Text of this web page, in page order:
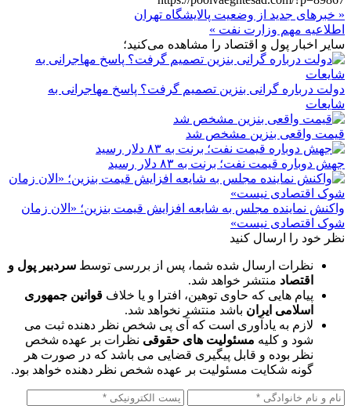
« خبرهای جدید از وضعیت پالایشگاه تهران
اطلاعیه مهم وزارت نفت »
سایر اخبار پول و اقتصاد را مشاهده می‌کنید؛
دولت درباره گرانی بنزین تصمیم گرفت؟ پاسخ مهاجرانی به
شایعات
قیمت واقعی بنزین مشخص شد
جهش دوباره قیمت نفت؛ برنت به ۸۳ دلار رسید
واکنش نماینده مجلس به شایعه افزایش قیمت بنزین؛ «الان زمان
شوک اقتصادی نیست»
نظر خود را ارسال کنید
نظرات ارسال شده شما، پس از بررسی توسط سردبیر پول و
اقتصاد منتشر خواهد شد.
پیام هایی که حاوی توهین، افترا و یا خلاف قوانین جمهوری
اسلامی ایران باشد منتشر نخواهد شد.
لازم به یادآوری است که آی پی شخص نظر دهنده ثبت می
شود و کلیه مسئولیت های حقوقی نظرات بر عهده شخص
نظر بوده و قابل پیگیری قضایی می باشد که در صورت هر
گونه شکایت مسئولیت بر عهده شخص نظر دهنده خواهد بود.